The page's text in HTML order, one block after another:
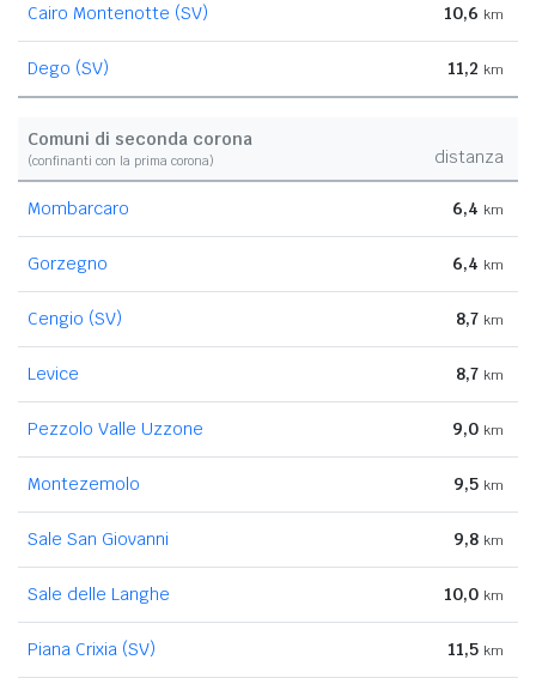
Cairo Montenotte (SV) 10,6 km
Dego (SV) 11,2 km
Comuni di seconda corona
(confinanti con la prima corona) distanza
Mombarcaro 6,4 km
Gorzegno 6,4 km
Cengio (SV) 8,7 km
Levice 8,7 km
Pezzolo Valle Uzzone 9,0 km
Montezemolo 9,5 km
Sale San Giovanni 9,8 km
Sale delle Langhe 10,0 km
Piana Crixia (SV) 11,5 km